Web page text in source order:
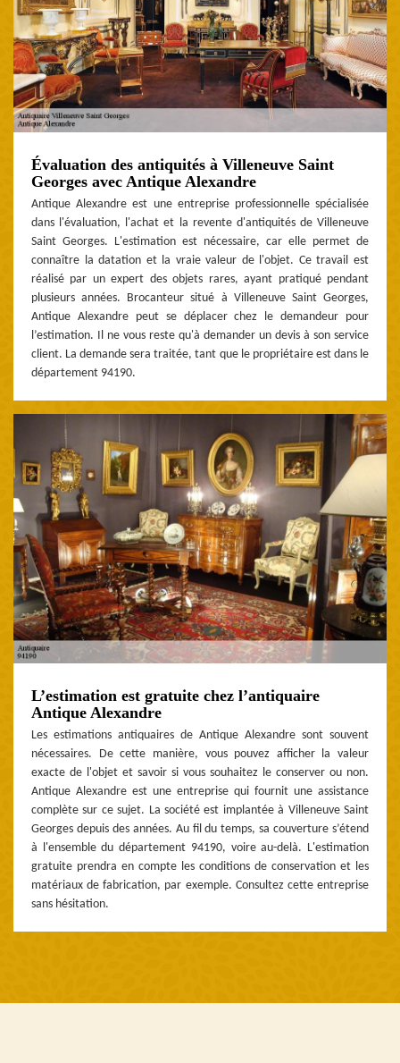
Évaluation des antiquités à Villeneuve Saint
Georges avec Antique Alexandre
Antique Alexandre est une entreprise professionnelle spécialisée
dans l'évaluation, l'achat et la revente d'antiquités de Villeneuve
Saint Georges. L'estimation est nécessaire, car elle permet de
connaître la datation et la vraie valeur de l'objet. Ce travail est
réalisé par un expert des objets rares, ayant pratiqué pendant
plusieurs années. Brocanteur situé à Villeneuve Saint Georges,
Antique Alexandre peut se déplacer chez le demandeur pour
l’estimation. Il ne vous reste qu'à demander un devis à son service
client. La demande sera traitée, tant que le propriétaire est dans le
département 94190.
L’estimation est gratuite chez l’antiquaire
Antique Alexandre
Les estimations antiquaires de Antique Alexandre sont souvent
nécessaires. De cette manière, vous pouvez afficher la valeur
exacte de l'objet et savoir si vous souhaitez le conserver ou non.
Antique Alexandre est une entreprise qui fournit une assistance
complète sur ce sujet. La société est implantée à Villeneuve Saint
Georges depuis des années. Au fil du temps, sa couverture s’étend
à l'ensemble du département 94190, voire au-delà. L'estimation
gratuite prendra en compte les conditions de conservation et les
matériaux de fabrication, par exemple. Consultez cette entreprise
sans hésitation.